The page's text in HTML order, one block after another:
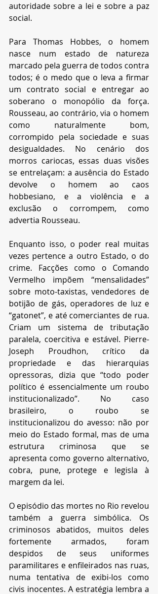
autoridade sobre a lei e sobre a paz
social.
Para Thomas Hobbes, o homem
nasce num estado de natureza
marcado pela guerra de todos contra
todos; é o medo que o leva a firmar
um contrato social e entregar ao
soberano o monopólio da força.
Rousseau, ao contrário, via o homem
como naturalmente bom,
corrompido pela sociedade e suas
desigualdades. No cenário dos
morros cariocas, essas duas visões
se entrelaçam: a ausência do Estado
devolve o homem ao caos
hobbesiano, e a violência e a
exclusão o corrompem, como
advertia Rousseau.
Enquanto isso, o poder real muitas
vezes pertence a outro Estado, o do
crime. Facções como o Comando
Vermelho impõem “mensalidades”
sobre moto-taxistas, vendedores de
botijão de gás, operadores de luz e
“gatonet”, e até comerciantes de rua.
Criam um sistema de tributação
paralela, coercitiva e estável. Pierre-
Joseph Proudhon, crítico da
propriedade e das hierarquias
opressoras, dizia que “todo poder
político é essencialmente um roubo
institucionalizado”. No caso
brasileiro, o roubo se
institucionalizou do avesso: não por
meio do Estado formal, mas de uma
estrutura criminosa que se
apresenta como governo alternativo,
cobra, pune, protege e legisla à
margem da lei.
O episódio das mortes no Rio revelou
também a guerra simbólica. Os
criminosos abatidos, muitos deles
fortemente armados, foram
despidos de seus uniformes
paramilitares e enfileirados nas ruas,
numa tentativa de exibi-los como
civis inocentes. A estratégia lembra a